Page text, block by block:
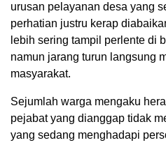
urusan pelayanan desa yang
perhatian justru kerap
lebih sering tampil perlente di
namun jarang turun langsung
masyarakat.
Sejumlah warga mengaku
pejabat yang dianggap tidak
yang sedang menghadapi